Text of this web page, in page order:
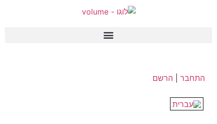
התחבר הרשם